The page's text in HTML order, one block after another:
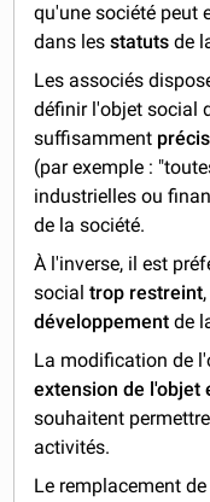
qu'une société peut
dans lesstatuts de
Les associés
définir l'objet social
suffisamment précis
(par exemple :
industrielles ou
de la société.
À l'inverse, il est
socialtrop restreint
développement de
La modification de
extension de l'objet
souhaitent
activités.
Le remplacement